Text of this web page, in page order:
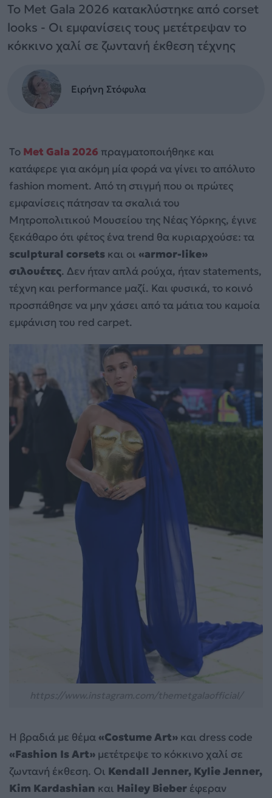
Το Met Gala 2026 κατακλύστηκε από corset
looks - Οι εμφανίσεις τους μετέτρεψαν το
κόκκινο χαλί σε ζωντανή έκθεση τέχνης
Ειρήνη Στόφυλα
Το Met Gala 2026 πραγματοποιήθηκε και
κατάφερε για ακόμη μία φορά να γίνει το απόλυτο
fashion moment. Από τη στιγμή που οι πρώτες
εμφανίσεις πάτησαν τα σκαλιά του
Μητροπολιτικού Μουσείου της Νέας Υόρκης, έγινε
ξεκάθαρο ότι φέτος ένα trend θα κυριαρχούσε: τα
sculptural corsets και οι «armor-like»
σιλουέτες. Δεν ήταν απλά ρούχα, ήταν statements,
τέχνη και performance μαζί. Και φυσικά, το κοινό
προσπάθησε να μην χάσει από τα μάτια του καμοία
εμφάνιση του red carpet.
Η βραδιά με θέμα«Costume Art» και dress code
«Fashion Is Art» μετέτρεψε το κόκκινο χαλί σε
ζωντανή έκθεση. Οι Kendall Jenner, Kylie Jenner,
Kim Kardashian και Hailey Bieber έφεραν